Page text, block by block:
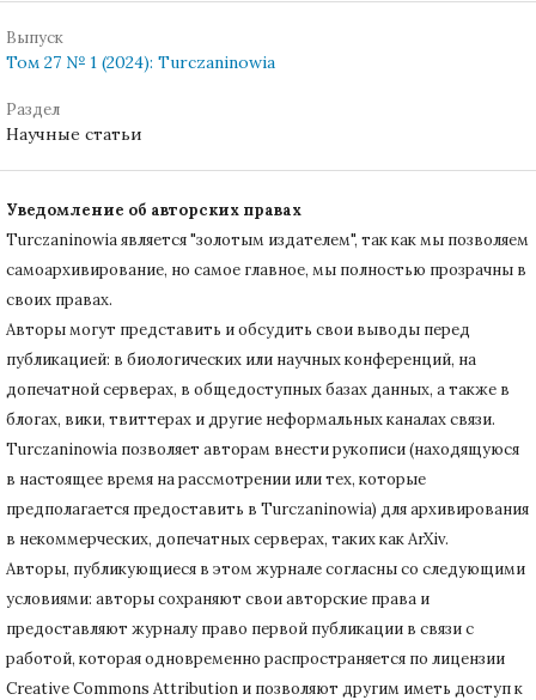
Выпуск
Том 27 № 1 (2024): Turczaninowia
Раздел
Научные статьи
Уведомление об авторских правах
Turczaninowiа является "золотым издателем", так как мы позволяем
самоархивирование, но самое главное, мы полностью прозрачны в
своих правах.
Авторы могут представить и обсудить свои выводы перед
публикацией: в биологических или научных конференций, на
допечатной серверах, в общедоступных базах данных, а также в
блогах, вики, твиттерах и другие неформальных каналах связи.
Turczaninowiа позволяет авторам внести рукописи (находящуюся
в настоящее время на рассмотрении или тех, которые
предполагается предоставить в Turczaninowia) для архивирования
в некоммерческих, допечатных серверах, таких как ArXiv.
Авторы, публикующиеся в этом журнале согласны со следующими
условиями: авторы сохраняют свои авторские права и
предоставляют журналу право первой публикации в связи с
работой, которая одновременно распространяется по лицензии
Creative Commons Attribution и позволяют другим иметь доступ к